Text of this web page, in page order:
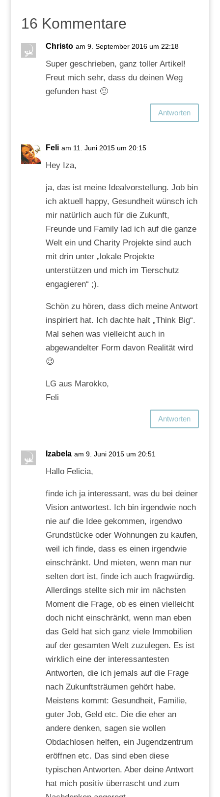
16 Kommentare
Christo am 9. September 2016 um 22:18
Super geschrieben, ganz toller Artikel!
Freut mich sehr, dass du deinen Weg
gefunden hast 🙂
Antworten
Feli am 11. Juni 2015 um 20:15
Hey Iza,
ja, das ist meine Idealvorstellung. Job bin
ich aktuell happy, Gesundheit wünsch ich
mir natürlich auch für die Zukunft,
Freunde und Family lad ich auf die ganze
Welt ein und Charity Projekte sind auch
mit drin unter „lokale Projekte
unterstützen und mich im Tierschutz
engagieren“ ;).
Schön zu hören, dass dich meine Antwort
inspiriert hat. Ich dachte halt „Think Big“.
Mal sehen was vielleicht auch in
abgewandelter Form davon Realität wird
😉
LG aus Marokko,
Feli
Antworten
Izabela am 9. Juni 2015 um 20:51
Hallo Felicia,
finde ich ja interessant, was du bei deiner
Vision antwortest. Ich bin irgendwie noch
nie auf die Idee gekommen, irgendwo
Grundstücke oder Wohnungen zu kaufen,
weil ich finde, dass es einen irgendwie
einschränkt. Und mieten, wenn man nur
selten dort ist, finde ich auch fragwürdig.
Allerdings stellte sich mir im nächsten
Moment die Frage, ob es einen vielleicht
doch nicht einschränkt, wenn man eben
das Geld hat sich ganz viele Immobilien
auf der gesamten Welt zuzulegen. Es ist
wirklich eine der interessantesten
Antworten, die ich jemals auf die Frage
nach Zukunftsträumen gehört habe.
Meistens kommt: Gesundheit, Familie,
guter Job, Geld etc. Die die eher an
andere denken, sagen sie wollen
Obdachlosen helfen, ein Jugendzentrum
eröffnen etc. Das sind eben diese
typischen Antworten. Aber deine Antwort
hat mich positiv überrascht und zum